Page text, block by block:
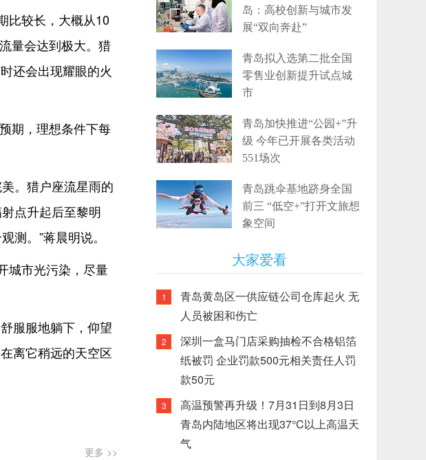
比较长，大概从10
量会达到极大。猎
还会出现耀眼的火
期，理想条件下每
。猎户座流星雨的
点升起后至黎明
测。”蒋晨明说。
城市光污染，尽量
服服地躺下，仰望
离它稍远的天空区
更多 >>
岛：高校创新与城市发
展“双向奔赴”
青岛拟入选第二批全国
零售业创新提升试点城
市
青岛加快推进“公园+”升
级 今年已开展各类活动
551场次
青岛跳伞基地跻身全国
前三 “低空+”打开文旅想
象空间
大家爱看
1
青岛黄岛区一供应链公司仓库起火 无
人员被困和伤亡
2
深圳一盒马门店采购抽检不合格铝箔
纸被罚 企业罚款500元相关责任人罚
款50元
3
高温预警再升级！7月31日到8月3日
青岛内陆地区将出现37°C以上高温天
气